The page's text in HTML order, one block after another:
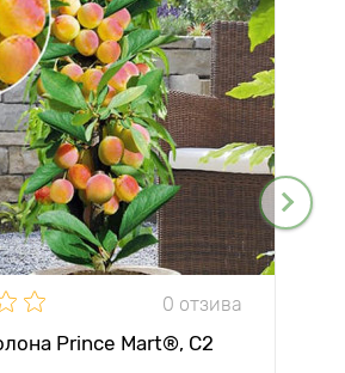
0 отзива
Prince Mart®, C2